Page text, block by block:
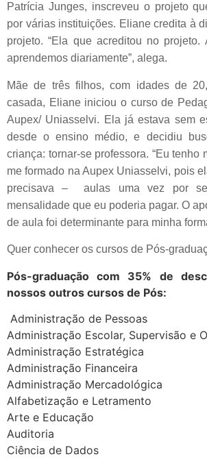
Patrícia Junges, inscreveu o projeto
por várias instituições. Eliane credita à
projeto. “Ela que acreditou no projeto.
aprendemos diariamente”, alega.
Mãe de três filhos, com idades de
casada, Eliane iniciou o curso de
Aupex/ Uniasselvi. Ela já estava sem
desde o ensino médio, e decidiu
criança: tornar-se professora. “Eu tenho
me formado na Aupex Uniasselvi, pois
precisava – aulas uma vez por
mensalidade que eu poderia pagar. O
de aula foi determinante para minha
Quer conhecer os cursos de Pós-
Pós-graduação com 35% de
nossos outros cursos de Pós:
Administração de Pessoas
Administração Escolar, Supervisão e
Administração Estratégica
Administração Financeira
Administração Mercadológica
Alfabetização e Letramento
Arte e Educação
Auditoria
Ciência de Dados